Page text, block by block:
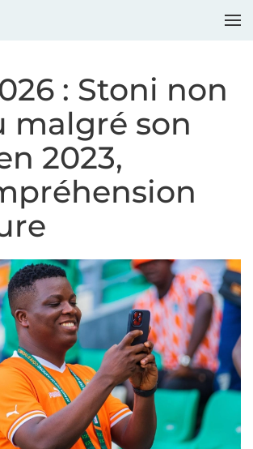
: Stoni non
malgré son
2023,